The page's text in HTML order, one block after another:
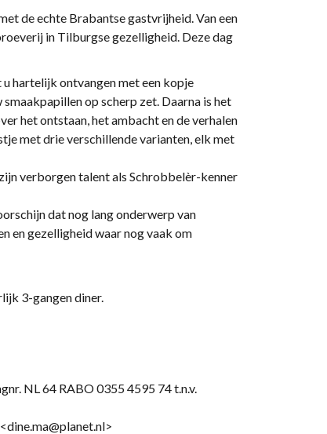
de echte Brabantse gastvrijheid. Van een
in Tilburgse gezelligheid. Deze dag
hartelijk ontvangen met een kopje
op scherp zet. Daarna is het
het ontstaan, het ambacht en de verhalen
met drie verschillende varianten, elk met
verborgen talent als Schrobbelèr-kenner
dat nog lang onderwerp van
en gezelligheid waar nog vaak om
3-gangen diner.
NL 64 RABO 0355 4595 74 t.n.v.